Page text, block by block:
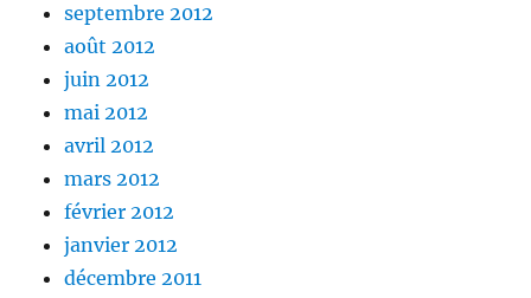
septembre 2012
août 2012
juin 2012
mai 2012
avril 2012
mars 2012
février 2012
janvier 2012
décembre 2011